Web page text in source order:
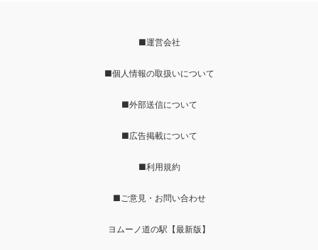
■運営会社
■個人情報の取扱いについて
■外部送信について
■広告掲載について
■利用規約
■ご意見・お問い合わせ
ヨムーノ道の駅【最新版】